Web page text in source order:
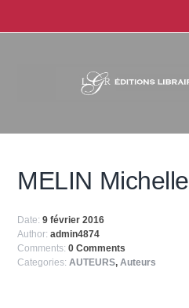
MELIN Michelle
Date:9 février 2016
Author:admin4874
Comments:0 Comments
Categories:AUTEURS,Auteurs